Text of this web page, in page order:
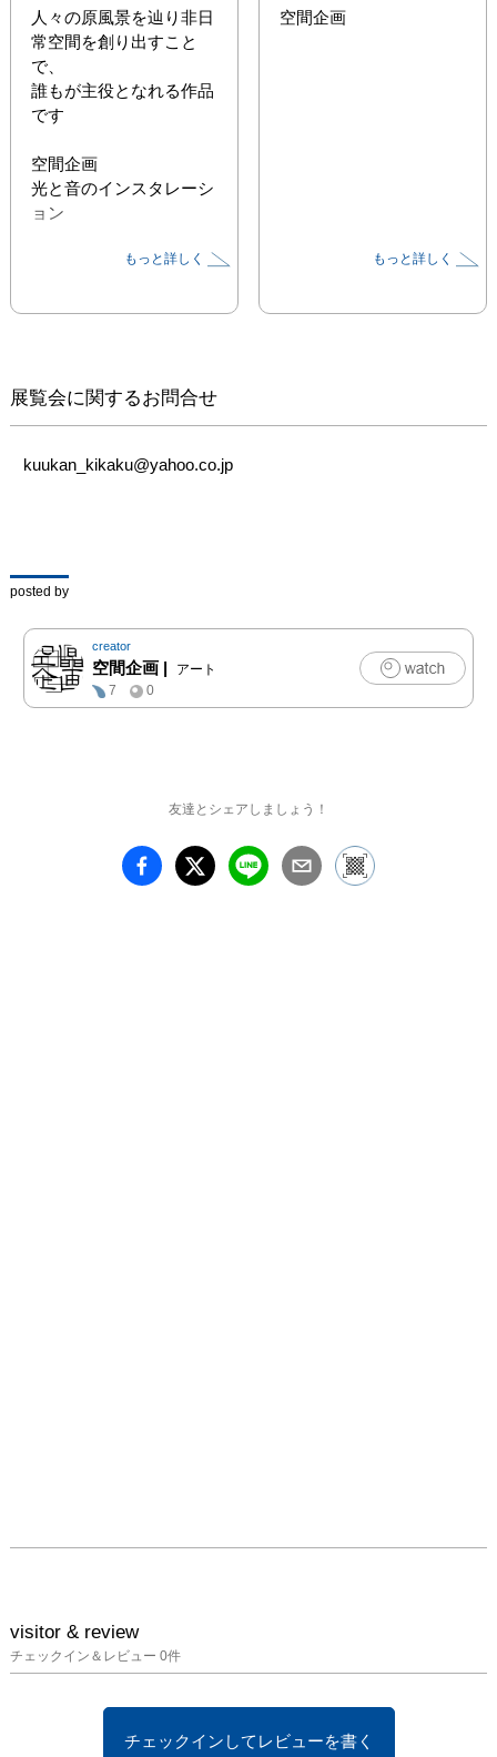
人々の原風景を辿り非日
常空間を創り出すこと
で、
誰もが主役となれる作品
です
空間企画
光と音のインスタレーシ
ョン
『snowdrop』とは
レス、あなたは何を想い
自分の手で変えられる原
風景空間
そこにあるのはドレスと
2019年アヴィニョン演劇
祭出展作品
もっと詳しく
空間企画
もっと詳しく
展覧会に関するお問合せ
kuukan_kikaku@yahoo.co.jp
posted by
creator
空間企画 |
アート
7
0
友達とシェアしましょう！
visitor & review
チェックイン＆レビュー 0件
チェックインしてレビューを書く